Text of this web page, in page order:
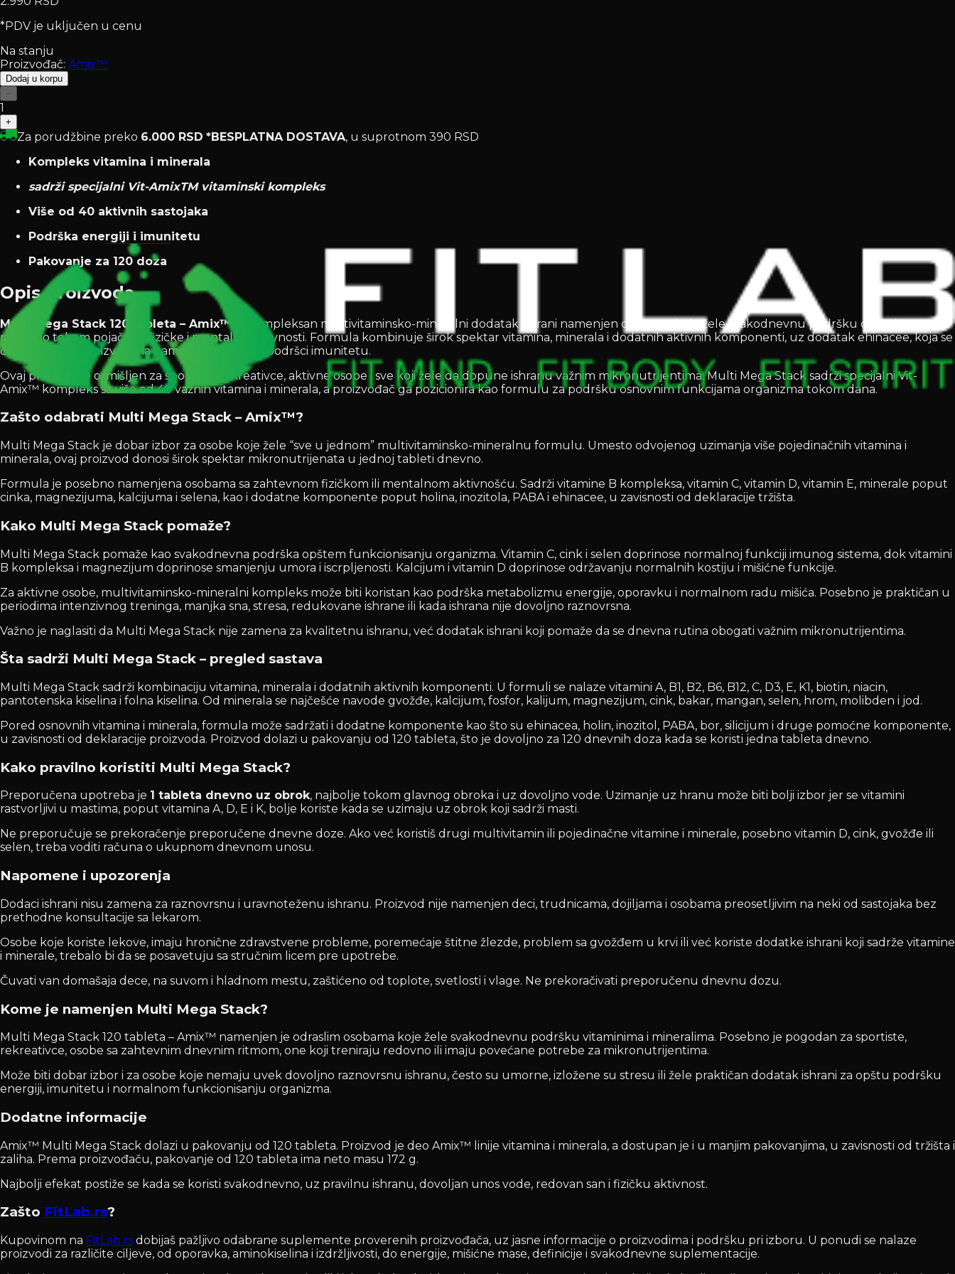
*PDV je uključen u cenu
Na stanju
Proizvođač: Amix™
Dodaj u korpu
−
1
+
Za porudžbine preko 6.000 RSD *BESPLATNA DOSTAVA, u suprotnom 390 RSD
Kompleks vitamina i minerala
sadrži specijalni Vit-AmixTM vitaminski kompleks
Više od 40 aktivnih sastojaka
Podrška energiji i imunitetu
Pakovanje za 120 doza
Opis proizvoda
Multi Mega Stack 120 tableta – Amix™ je kompleksan multivitaminsko-mineralni dodatak ishrani namenjen osobama koje žele svakodnevnu podršku organizmu,
posebno tokom pojačane fizičke i mentalne aktivnosti. Formula kombinuje širok spektar vitamina, minerala i dodatnih aktivnih komponenti, uz dodatak ehinacee, koja se
često koristi u proizvodima namenjenim opštoj podršci imunitetu.
Ovaj proizvod je osmišljen za sportiste, rekreativce, aktivne osobe i sve koji žele da dopune ishranu važnim mikronutrijentima. Multi Mega Stack sadrži specijalni Vit-
Amix™ kompleks sa više od 40 važnih vitamina i minerala, a proizvođač ga pozicionira kao formulu za podršku osnovnim funkcijama organizma tokom dana.
Zašto odabrati Multi Mega Stack – Amix™?
Multi Mega Stack je dobar izbor za osobe koje žele “sve u jednom” multivitaminsko-mineralnu formulu. Umesto odvojenog uzimanja više pojedinačnih vitamina i
minerala, ovaj proizvod donosi širok spektar mikronutrijenata u jednoj tableti dnevno.
Formula je posebno namenjena osobama sa zahtevnom fizičkom ili mentalnom aktivnošću. Sadrži vitamine B kompleksa, vitamin C, vitamin D, vitamin E, minerale poput
cinka, magnezijuma, kalcijuma i selena, kao i dodatne komponente poput holina, inozitola, PABA i ehinacee, u zavisnosti od deklaracije tržišta.
Kako Multi Mega Stack pomaže?
Multi Mega Stack pomaže kao svakodnevna podrška opštem funkcionisanju organizma. Vitamin C, cink i selen doprinose normalnoj funkciji imunog sistema, dok vitamini
B kompleksa i magnezijum doprinose smanjenju umora i iscrpljenosti. Kalcijum i vitamin D doprinose održavanju normalnih kostiju i mišićne funkcije.
Za aktivne osobe, multivitaminsko-mineralni kompleks može biti koristan kao podrška metabolizmu energije, oporavku i normalnom radu mišića. Posebno je praktičan u
periodima intenzivnog treninga, manjka sna, stresa, redukovane ishrane ili kada ishrana nije dovoljno raznovrsna.
Važno je naglasiti da Multi Mega Stack nije zamena za kvalitetnu ishranu, već dodatak ishrani koji pomaže da se dnevna rutina obogati važnim mikronutrijentima.
Šta sadrži Multi Mega Stack – pregled sastava
Multi Mega Stack sadrži kombinaciju vitamina, minerala i dodatnih aktivnih komponenti. U formuli se nalaze vitamini A, B1, B2, B6, B12, C, D3, E, K1, biotin, niacin,
pantotenska kiselina i folna kiselina. Od minerala se najčešće navode gvožđe, kalcijum, fosfor, kalijum, magnezijum, cink, bakar, mangan, selen, hrom, molibden i jod.
Pored osnovnih vitamina i minerala, formula može sadržati i dodatne komponente kao što su ehinacea, holin, inozitol, PABA, bor, silicijum i druge pomoćne komponente,
u zavisnosti od deklaracije proizvoda. Proizvod dolazi u pakovanju od 120 tableta, što je dovoljno za 120 dnevnih doza kada se koristi jedna tableta dnevno.
Kako pravilno koristiti Multi Mega Stack?
Preporučena upotreba je 1 tableta dnevno uz obrok, najbolje tokom glavnog obroka i uz dovoljno vode. Uzimanje uz hranu može biti bolji izbor jer se vitamini
rastvorljivi u mastima, poput vitamina A, D, E i K, bolje koriste kada se uzimaju uz obrok koji sadrži masti.
Ne preporučuje se prekoračenje preporučene dnevne doze. Ako već koristiš drugi multivitamin ili pojedinačne vitamine i minerale, posebno vitamin D, cink, gvožđe ili
selen, treba voditi računa o ukupnom dnevnom unosu.
Napomene i upozorenja
Dodaci ishrani nisu zamena za raznovrsnu i uravnoteženu ishranu. Proizvod nije namenjen deci, trudnicama, dojiljama i osobama preosetljivim na neki od sastojaka bez
prethodne konsultacije sa lekarom.
Osobe koje koriste lekove, imaju hronične zdravstvene probleme, poremećaje štitne žlezde, problem sa gvožđem u krvi ili već koriste dodatke ishrani koji sadrže vitamine
i minerale, trebalo bi da se posavetuju sa stručnim licem pre upotrebe.
Čuvati van domašaja dece, na suvom i hladnom mestu, zaštićeno od toplote, svetlosti i vlage. Ne prekoračivati preporučenu dnevnu dozu.
Kome je namenjen Multi Mega Stack?
Multi Mega Stack 120 tableta – Amix™ namenjen je odraslim osobama koje žele svakodnevnu podršku vitaminima i mineralima. Posebno je pogodan za sportiste,
rekreativce, osobe sa zahtevnim dnevnim ritmom, one koji treniraju redovno ili imaju povećane potrebe za mikronutrijentima.
Može biti dobar izbor i za osobe koje nemaju uvek dovoljno raznovrsnu ishranu, često su umorne, izložene su stresu ili žele praktičan dodatak ishrani za opštu podršku
energiji, imunitetu i normalnom funkcionisanju organizma.
Dodatne informacije
Amix™ Multi Mega Stack dolazi u pakovanju od 120 tableta. Proizvod je deo Amix™ linije vitamina i minerala, a dostupan je i u manjim pakovanjima, u zavisnosti od tržišta i
zaliha. Prema proizvođaču, pakovanje od 120 tableta ima neto masu 172 g.
Najbolji efekat postiže se kada se koristi svakodnevno, uz pravilnu ishranu, dovoljan unos vode, redovan san i fizičku aktivnost.
Zašto FitLab.rs?
Kupovinom na FitLab.rs dobijaš pažljivo odabrane suplemente proverenih proizvođača, uz jasne informacije o proizvodima i podršku pri izboru. U ponudi se nalaze
proizvodi za različite ciljeve, od oporavka, aminokiselina i izdržljivosti, do energije, mišićne mase, definicije i svakodnevne suplementacije.